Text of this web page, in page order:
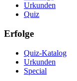
Urkunden
Quiz
Erfolge
Quiz-Katalog
Urkunden
Special